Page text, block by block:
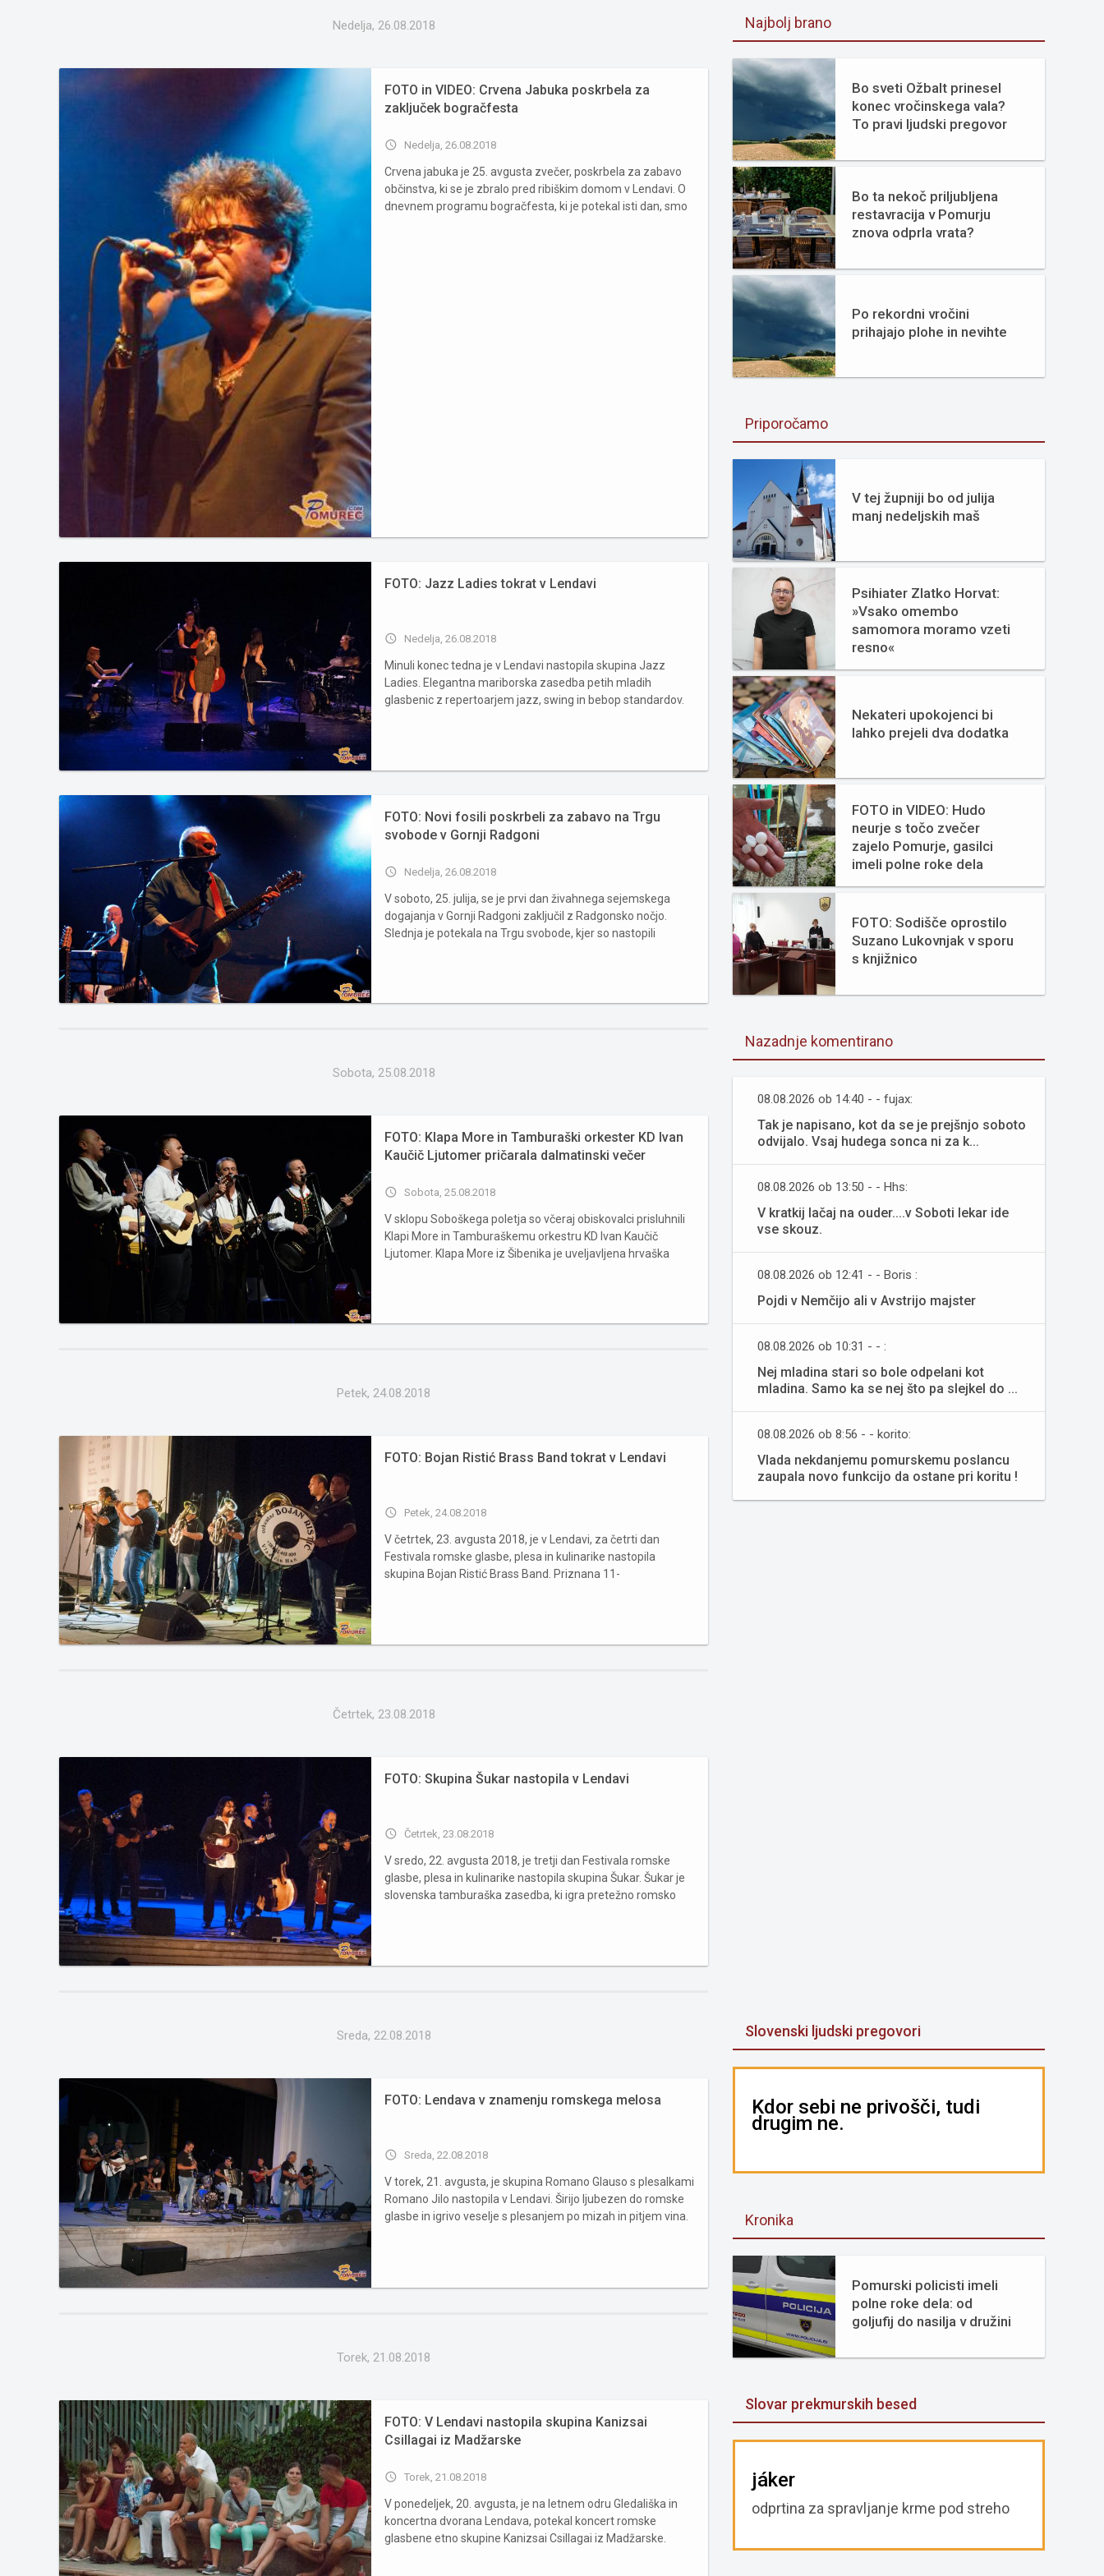
Nedelja, 26.08.2018
FOTO in VIDEO: Crvena Jabuka poskrbela za
zaključek bogračfesta
access_time Nedelja, 26.08.2018
Crvena jabuka je 25. avgusta zvečer, poskrbela za zabavo
občinstva, ki se je zbralo pred ribiškim domom v Lendavi. O
dnevnem programu bogračfesta, ki je potekal isti dan, smo
FOTO: Jazz Ladies tokrat v Lendavi
access_time Nedelja, 26.08.2018
Minuli konec tedna je v Lendavi nastopila skupina Jazz
Ladies. Elegantna mariborska zasedba petih mladih
glasbenic z repertoarjem jazz, swing in bebop standardov.
FOTO: Novi fosili poskrbeli za zabavo na Trgu
svobode v Gornji Radgoni
access_time Nedelja, 26.08.2018
V soboto, 25. julija, se je prvi dan živahnega sejemskega
dogajanja v Gornji Radgoni zaključil z Radgonsko nočjo.
Slednja je potekala na Trgu svobode, kjer so nastopili
Sobota, 25.08.2018
FOTO: Klapa More in Tamburaški orkester KD Ivan
Kaučič Ljutomer pričarala dalmatinski večer
access_time Sobota, 25.08.2018
V sklopu Soboškega poletja so včeraj obiskovalci prisluhnili
Klapi More in Tamburaškemu orkestru KD Ivan Kaučič
Ljutomer. Klapa More iz Šibenika je uveljavljena hrvaška
Petek, 24.08.2018
FOTO: Bojan Ristić Brass Band tokrat v Lendavi
access_time Petek, 24.08.2018
V četrtek, 23. avgusta 2018, je v Lendavi, za četrti dan
Festivala romske glasbe, plesa in kulinarike nastopila
skupina Bojan Ristić Brass Band. Priznana 11-
Četrtek, 23.08.2018
FOTO: Skupina Šukar nastopila v Lendavi
access_time Četrtek, 23.08.2018
V sredo, 22. avgusta 2018, je tretji dan Festivala romske
glasbe, plesa in kulinarike nastopila skupina Šukar. Šukar je
slovenska tamburaška zasedba, ki igra pretežno romsko
Sreda, 22.08.2018
FOTO: Lendava v znamenju romskega melosa
access_time Sreda, 22.08.2018
V torek, 21. avgusta, je skupina Romano Glauso s plesalkami
Romano Jilo nastopila v Lendavi. Širijo ljubezen do romske
glasbe in igrivo veselje s plesanjem po mizah in pitjem vina.
Torek, 21.08.2018
FOTO: V Lendavi nastopila skupina Kanizsai
Csillagai iz Madžarske
access_time Torek, 21.08.2018
V ponedeljek, 20. avgusta, je na letnem odru Gledališka in
koncertna dvorana Lendava, potekal koncert romske
glasbene etno skupine Kanizsai Csillagai iz Madžarske.
Najbolj brano
Bo sveti Ožbalt prinesel
konec vročinskega vala?
To pravi ljudski pregovor
Bo ta nekoč priljubljena
restavracija v Pomurju
znova odprla vrata?
Po rekordni vročini
prihajajo plohe in nevihte
Priporočamo
V tej župniji bo od julija
manj nedeljskih maš
Psihiater Zlatko Horvat:
»Vsako omembo
samomora moramo vzeti
resno«
Nekateri upokojenci bi
lahko prejeli dva dodatka
FOTO in VIDEO: Hudo
neurje s točo zvečer
zajelo Pomurje, gasilci
imeli polne roke dela
FOTO: Sodišče oprostilo
Suzano Lukovnjak v sporu
s knjižnico
Nazadnje komentirano
08.08.2026 ob 14:40 - - fujax:
Tak je napisano, kot da se je prejšnjo soboto
odvijalo. Vsaj hudega sonca ni za k...
08.08.2026 ob 13:50 - - Hhs:
V kratkij lačaj na ouder....v Soboti lekar ide
vse skouz.
08.08.2026 ob 12:41 - - Boris :
Pojdi v Nemčijo ali v Avstrijo majster
08.08.2026 ob 10:31 - - :
Nej mladina stari so bole odpelani kot
mladina. Samo ka se nej što pa slejkel do ...
08.08.2026 ob 8:56 - - korito:
Vlada nekdanjemu pomurskemu poslancu
zaupala novo funkcijo da ostane pri koritu !
Slovenski ljudski pregovori
Kdor sebi ne privošči, tudi
drugim ne.
Kronika
Pomurski policisti imeli
polne roke dela: od
goljufij do nasilja v družini
Slovar prekmurskih besed
jáker
odprtina za spravljanje krme pod streho